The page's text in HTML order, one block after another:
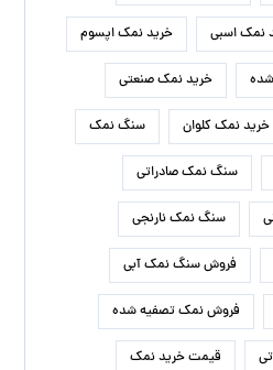
نمک اسبی خرید نمک اپسوم
خرید نمک صنعتی
خرید نمک کلوان سنگ نمک
سنگ نمک صادراتی
سنگ نمک نارنجی
فروش سنگ نمک آبی
فروش نمک تصفیه شده
قیمت خرید نمک